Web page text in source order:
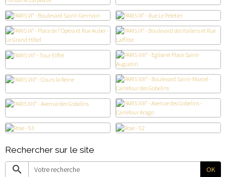
Rechercher sur le site
OK